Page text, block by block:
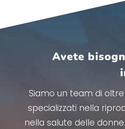
Avete
Siamo un team di
specializzati nella
nella salute delle